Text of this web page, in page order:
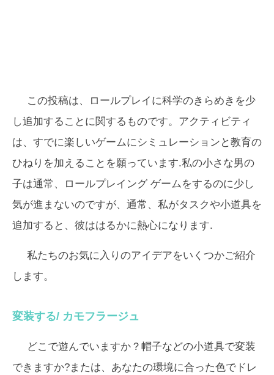
この投稿は、ロールプレイに科学のきらめきを少
し追加することに関するものです。アクティビティ
は、すでに楽しいゲームにシミュレーションと教育の
ひねりを加えることを願っています.私の小さな男の
子は通常、ロールプレイング ゲームをするのに少し
気が進まないのですが、通常、私がタスクや小道具を
追加すると、彼ははるかに熱心になります.
私たちのお気に入りのアイデアをいくつかご紹介
します。
変装する/ カモフラージュ
どこで遊んでいますか？帽子などの小道具で変装
できますか?または、あなたの環境に合った色でドレ